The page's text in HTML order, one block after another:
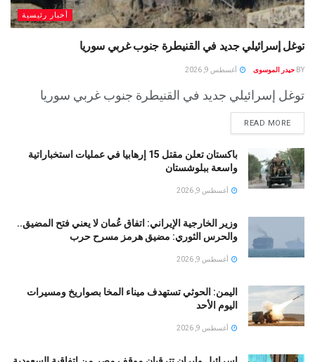
أخبار رئيسية
توغل إسرائيلي جديد في القنيطرة جنوب غربي سوريا
BY حيدر الموسوى أغسطس 9, 2026
توغل إسرائيلي جديد في القنيطرة جنوب غربي سوريا
READ MORE
باكستان تعلن مقتل 15 إرهابيا في عمليات استخباراتية
واسعة ببلوشستان
أغسطس 9, 2026
وزير الخارجية الإيراني: اتفاق عُمان لا يعني فتح المضيق..
والحرس الثوري: مضيق هرمز مسرح حرب
أغسطس 9, 2026
اليمن: الحوثي تستهدف ميناء المخا بصواريخ ومسيرات
اليوم الأحد
أغسطس 9, 2026